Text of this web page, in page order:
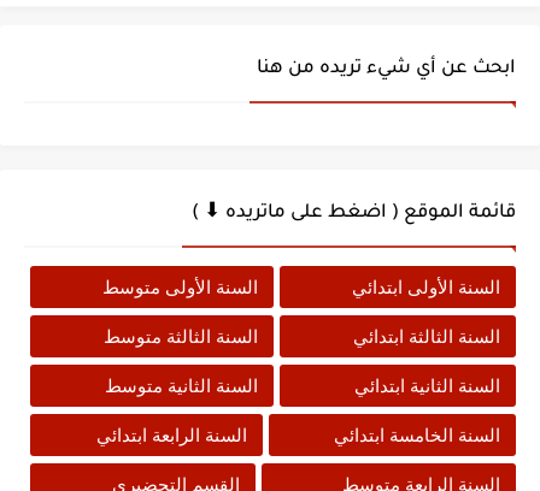
ابحث عن أي شيء تريده من هنا
قائمة الموقع ( اضغط على ماتريده ⬇ )
السنة الأولى ابتدائي السنة الأولى متوسط
السنة الثالثة ابتدائي السنة الثالثة متوسط
السنة الثانية ابتدائي السنة الثانية متوسط
السنة الخامسة ابتدائي السنة الرابعة ابتدائي
السنة الرابعة متوسط القسم التحضيري